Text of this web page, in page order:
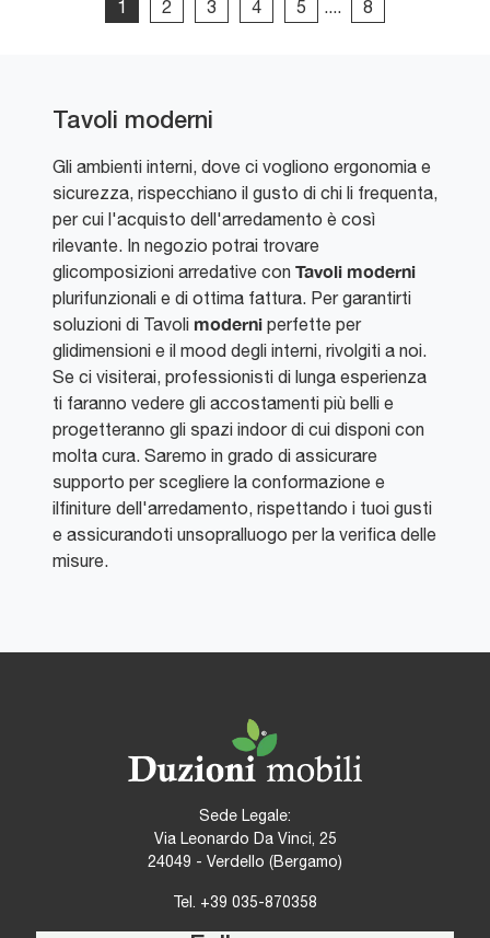
1 2 3 4 5 .... 8
Tavoli moderni
Gli ambienti interni, dove ci vogliono ergonomia e
sicurezza, rispecchiano il gusto di chi li frequenta,
per cui l'acquisto dell'arredamento è così
rilevante. In negozio potrai trovare
glicomposizioni arredative con Tavoli moderni
plurifunzionali e di ottima fattura. Per garantirti
soluzioni di Tavoli moderni perfette per
glidimensioni e il mood degli interni, rivolgiti a noi.
Se ci visiterai, professionisti di lunga esperienza
ti faranno vedere gli accostamenti più belli e
progetteranno gli spazi indoor di cui disponi con
molta cura. Saremo in grado di assicurare
supporto per scegliere la conformazione e
ilfiniture dell'arredamento, rispettando i tuoi gusti
e assicurandoti unsopralluogo per la verifica delle
misure.
Sede Legale:
Via Leonardo Da Vinci, 25
24049 - Verdello (Bergamo)
Tel. +39 035-870358